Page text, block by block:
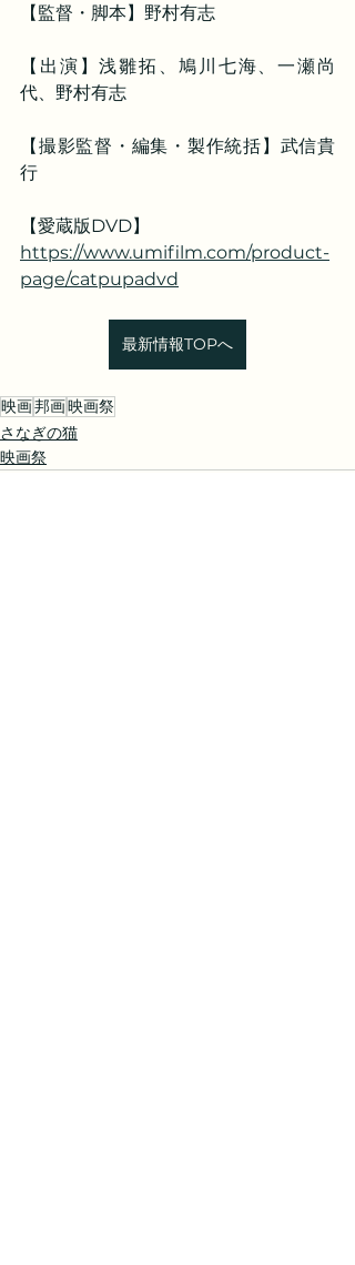
【監督・脚本】野村有志
【出演】浅雛拓、鳩川七海、一瀬尚
代、野村有志
【撮影監督・編集・製作統括】武信貴
行
【愛蔵版DVD】
https://www.umifilm.com/product-
page/catpupadvd
最新情報TOPへ
映画邦画映画祭
さなぎの猫
映画祭